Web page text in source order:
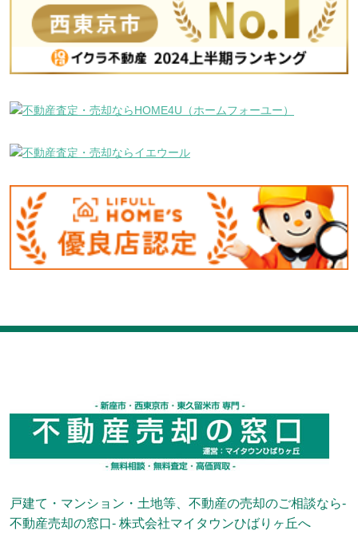
戸建て・マンション・土地等、不動産の売却のご相談なら-
不動産売却の窓口- 株式会社マイタウンひばりヶ丘へ